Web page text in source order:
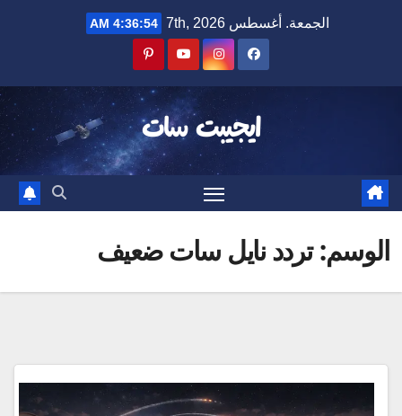
الجمعة. أغسطس 7th, 2026 4:36:54 AM
ايجيبت سات
الوسم:تردد نايل سات ضعيف